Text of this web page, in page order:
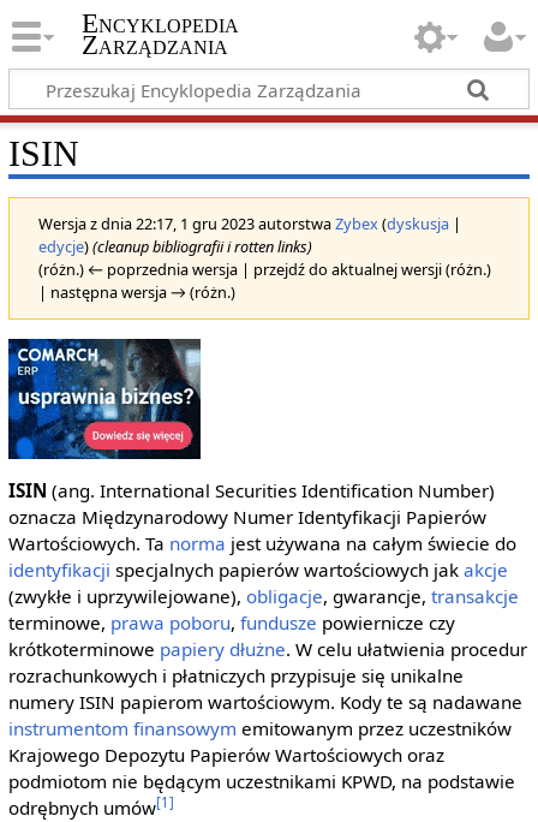
Encyklopedia
Zarządzania
ISIN
Wersja z dnia 22:17, 1 gru 2023 autorstwaZybex(dyskusja|
edycje)(cleanup bibliografii i rotten links)
(różn.) ← poprzednia wersja | przejdź do aktualnej wersji (różn.)
| następna wersja → (różn.)
ISIN (ang. International Securities Identification Number)
oznacza Międzynarodowy Numer Identyfikacji Papierów
Wartościowych. Ta norma jest używana na całym świecie do
identyfikacji specjalnych papierów wartościowych jak akcje
(zwykłe i uprzywilejowane), obligacje, gwarancje, transakcje
terminowe, prawa poboru, fundusze powiernicze czy
krótkoterminowe papiery dłużne. W celu ułatwienia procedur
rozrachunkowych i płatniczych przypisuje się unikalne
numery ISIN papierom wartościowym. Kody te są nadawane
instrumentom finansowym emitowanym przez uczestników
Krajowego Depozytu Papierów Wartościowych oraz
podmiotom nie będącym uczestnikami KPWD, na podstawie
odrębnych umów[1]